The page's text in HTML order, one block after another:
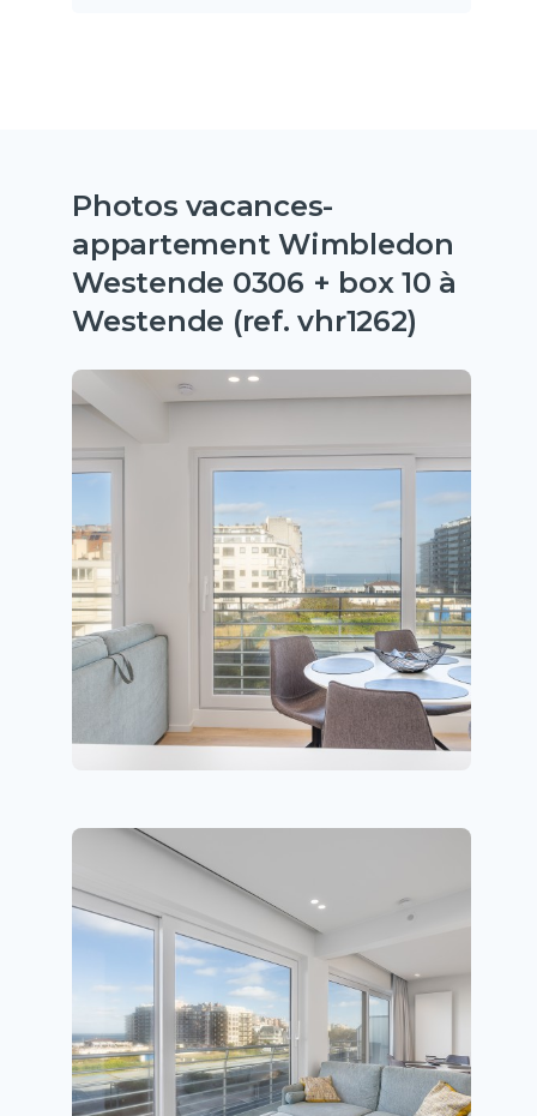
Photos vacances-
appartement Wimbledon
Westende 0306 + box 10 à
Westende (ref. vhr1262)